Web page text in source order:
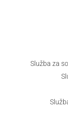
Služba za